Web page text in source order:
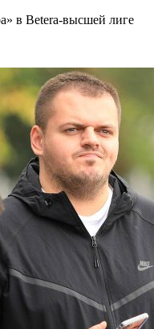
в Betera-высшей лиге